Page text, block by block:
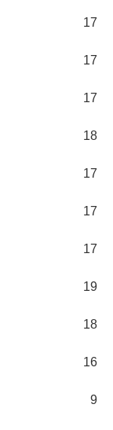
17
17
17
18
17
17
17
19
18
16
9